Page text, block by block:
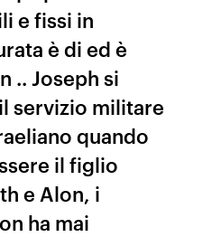
e fissi in
è di ed è
.. Joseph si
servizio militare
quando
il figlio
e Alon, i
ha mai